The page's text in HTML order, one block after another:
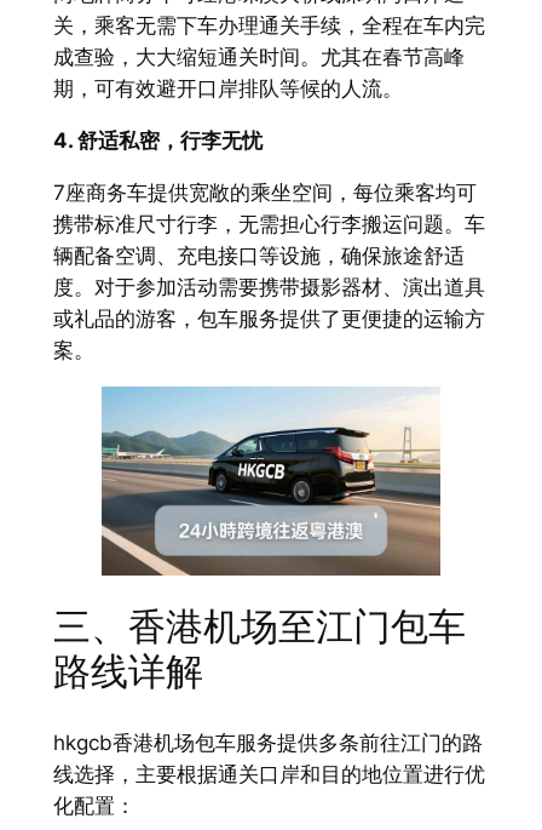
关，乘客无需下车办理通关手续，全程在车内完
成查验，大大缩短通关时间。尤其在春节高峰
期，可有效避开口岸排队等候的人流。
4. 舒适私密，行李无忧
7座商务车提供宽敞的乘坐空间，每位乘客均可
携带标准尺寸行李，无需担心行李搬运问题。车
辆配备空调、充电接口等设施，确保旅途舒适
度。对于参加活动需要携带摄影器材、演出道具
或礼品的游客，包车服务提供了更便捷的运输方
案。
三、香港机场至江门包车
路线详解
hkgcb香港机场包车服务提供多条前往江门的路
线选择，主要根据通关口岸和目的地位置进行优
化配置：